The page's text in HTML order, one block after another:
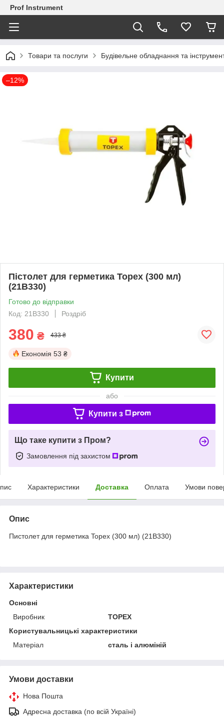
Prof Instrument
Товари та послуги Будівельне обладнання та
–12%
Пістолет для герметика Topex (300 мл)
(21B330)
Готово до відправки
Код: 21B330
Роздріб
380 ₴ 433 ₴
Економія 53 ₴
Купити
або
Купити з
Що таке купити з Пром?
Замовлення під захистом
Характеристики Доставка Оплата Умови
Опис
Пистолет для герметика Topex (300 мл) (21B330)
Характеристики
Основні
Виробник
TOPEX
Користувальницькі характеристики
Матеріал
сталь і алюміній
Умови доставки
Нова Пошта
Адресна доставка (по всій Україні)